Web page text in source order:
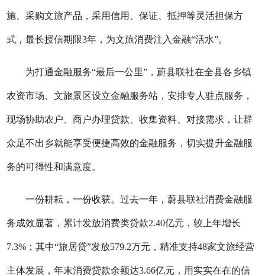
施、采购文旅产品，采用信用、保证、抵押等灵活担保方
式，最长授信期限3年，为文旅消费注入金融“活水”。
为打通金融服务“最后一公里”，蔚县联社在全县各乡镇
农资市场、文旅景区设立金融服务站，安排专人驻点服务，
现场协助农户、商户办理贷款、收集资料、对接需求，让群
众足不出乡就能享受便捷高效的金融服务，切实提升金融服
务的可得性和满意度。
一份耕耘，一份收获。过去一年，蔚县联社消费金融服
务成效显著，累计发放消费类贷款2.40亿元，较上年增长
7.3%；其中“旅居贷”发放579.2万元，精准支持48家文旅经营
主体发展，年末消费贷款余额达3.66亿元，用实实在在的信